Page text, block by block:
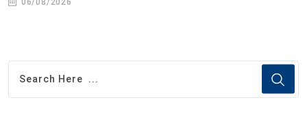
06/08/2026